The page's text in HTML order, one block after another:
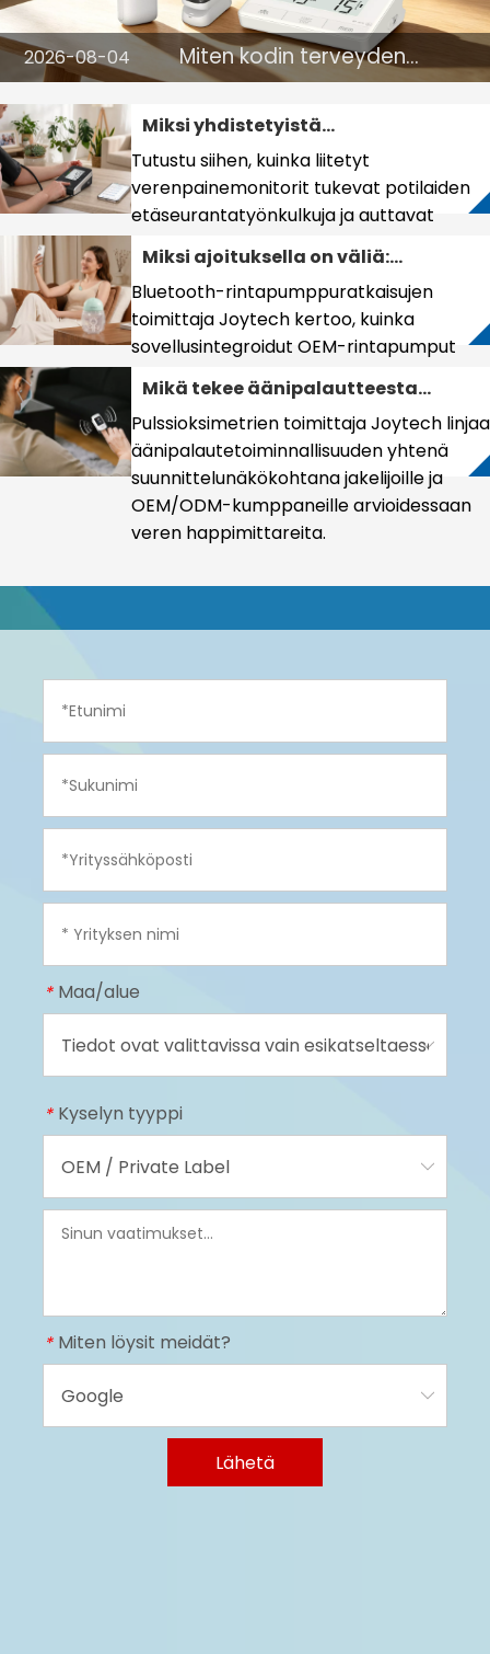
2026-08-04
Miten kodin terveyden
seurantalaitteet tukevat
ja ennaltaehkäisevää
terveydenhuoltoa
Miksi yhdistetyistä
välttämättömiä potilaiden
etävalvonnassa?
Tutustu siihen, kuinka liitetyt
verenpainemonitorit tukevat potilaiden
etäseurantatyönkulkuja ja auttavat
tuotemerkkien omistajia ja jakelijoita
pääsemään telelääketieteen
markkinoille tehokkaasti.
Miksi ajoituksella on väliä:
suunnittelu uutena kilpailun
rajana
Bluetooth-rintapumppuratkaisujen
toimittaja Joytech kertoo, kuinka
sovellusintegroidut OEM-rintapumput
palvelevat työssäkäyviä äitejä, jotka
etsivät tietojen seurantaa ja
rutiininomaista optimointia.
Mikä tekee äänipalautteesta
ominaisuuden pulssioksimetrin
hankinnassa?
Pulssioksimetrien toimittaja Joytech linjaa
äänipalautetoiminnallisuuden yhtenä
suunnittelunäkökohtana jakelijoille ja
OEM/ODM-kumppaneille arvioidessaan
veren happimittareita.
* Maa/alue
* Kyselyn tyyppi
* Miten löysit meidät?
Lähetä